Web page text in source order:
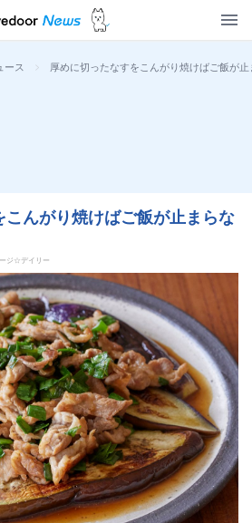
ース > 厚めに切ったなすをこんがり焼けばご飯が
んがり焼けばご飯が止まらな
ジ☆デイリー